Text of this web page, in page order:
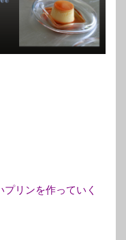
リンを作っていく